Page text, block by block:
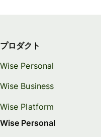
プロダクト
Wise Personal
Wise Business
Wise Platform
Wise Personal